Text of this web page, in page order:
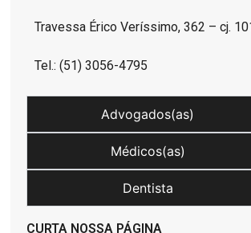
Travessa Érico Veríssimo, 362 – cj.
Tel.: (51) 3056-4795
Advogados(as)
Médicos(as)
Dentista
CURTA NOSSA PÁGINA